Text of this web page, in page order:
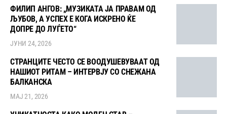
ФИЛИП АНГОВ: „МУЗИКАТА ЈА ПРАВАМ ОД
ЉУБОВ, А УСПЕХ Е КОГА ИСКРЕНО ЌЕ
ДОПРЕ ДО ЛУЃЕТО“
ЈУНИ 24, 2026
СТРАНЦИТЕ ЧЕСТО СЕ ВООДУШЕВУВААТ ОД
НАШИОТ РИТАМ – ИНТЕРВЈУ СО СНЕЖАНА
БАЛКАНСКА
МАЈ 21, 2026